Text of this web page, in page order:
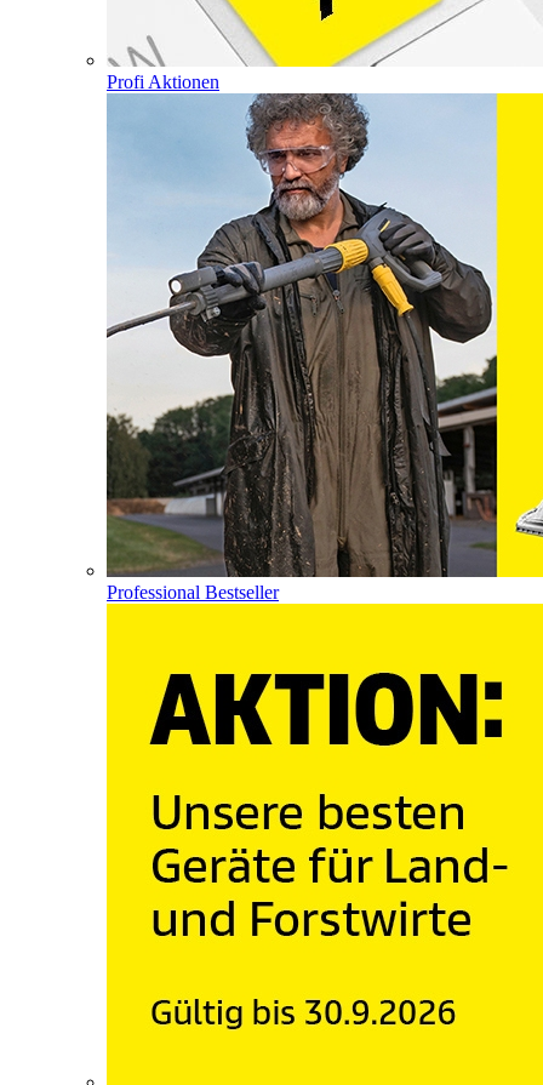
Profi Aktionen
Professional Bestseller